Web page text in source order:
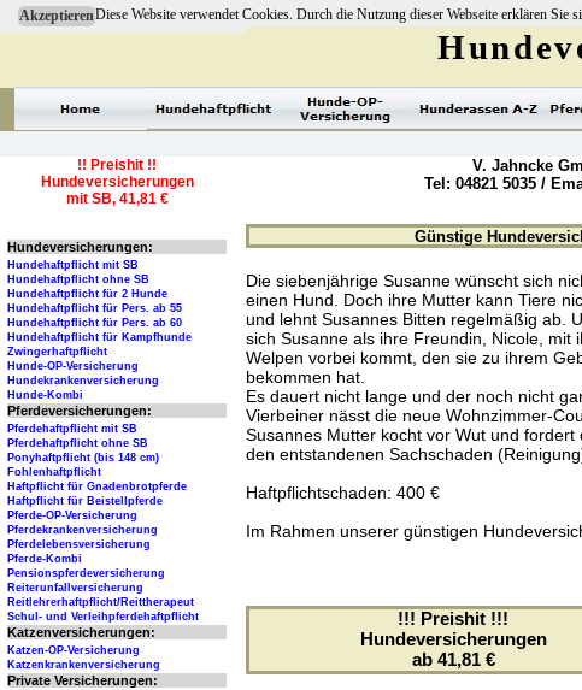
AkzeptierenDiese Website verwendet Cookies. Durch die Nutzung dieser Webseite erklären Sie
Günstige
Die siebenjährige Susanne wünscht sich
einen Hund. Doch ihre Mutter kann Tiere
und lehnt Susannes Bitten regelmäßig ab.
sich Susanne als ihre Freundin, Nicole, mit
Welpen vorbei kommt, den sie zu ihrem
bekommen hat.
Es dauert nicht lange und der noch nicht
Vierbeiner nässt die neue Wohnzimmer-
Susannes Mutter kocht vor Wut und fordert
den entstandenen Sachschaden
Haftpflichtschaden: 400 €
Im Rahmen unserer günstigen
!!! Preishit !!!
Hundeversicherungen
ab 41,81 €
V. Jahncke
Tel: 04821 5035 /
!! Preishit !!
Hundeversicherungen
mit SB, 41,81 €
Hundeversicherungen:
Hundehaftpflicht mit SB
Hundehaftpflicht ohne SB
Hundehaftpflicht für 2 Hunde
Hundehaftpflicht für Pers. ab 55
Hundehaftpflicht für Pers. ab 60
Hundehaftpflicht für Kampfhunde
Zwingerhaftpflicht
Hunde-OP-Versicherung
Hundekrankenversicherung
Hunde-Kombi
Pferdeversicherungen:
Pferdehaftpflicht mit SB
Pferdehaftpflicht ohne SB
Ponyhaftpflicht (bis 148 cm)
Fohlenhaftpflicht
Haftpflicht für Gnadenbrotpferde
Haftpflicht für Beistellpferde
Pferde-OP-Versicherung
Pferdekrankenversicherung
Pferdelebensversicherung
Pferde-Kombi
Pensionspferdeversicherung
Reiterunfallversicherung
Reitlehrerhaftpflicht/Reittherapeut
Schul- und Verleihpferdehaftpflicht
Katzenversicherungen:
Katzen-OP-Versicherung
Katzenkrankenversicherung
Private Versicherungen: